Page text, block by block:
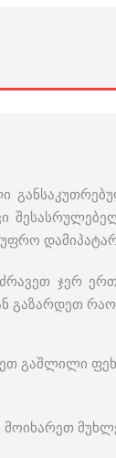
უფრო
ჯერ
გაზარდეთ
გაშლილი